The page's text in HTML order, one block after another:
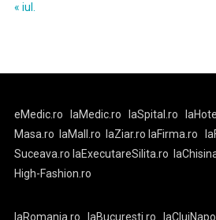
« iul.
eMedic.ro laMedic.ro laSpital.ro
Masa.ro
laMall.ro laZiar.ro laFirma.ro
Suceava.ro laExecutareSilita.ro
High-Fashion.ro
laRomania.ro laBucuresti.ro